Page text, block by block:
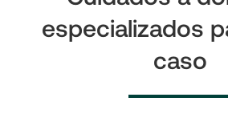
especializados
caso